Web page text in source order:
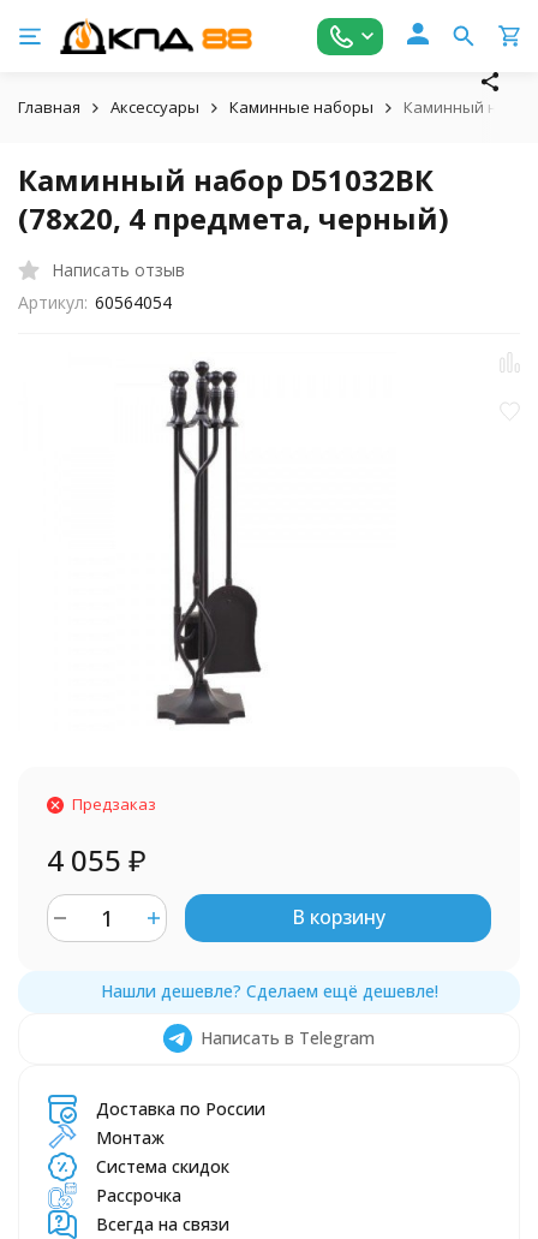
Главная Аксессуары Каминные наборы Каминный набор
Каминный набор D51032ВК
(78х20, 4 предмета, черный)
Написать отзыв
Артикул: 60564054
Предзаказ
4 055 ₽
В корзину
Написать в Telegram
Доставка по России
Монтаж
Система скидок
Рассрочка
Всегда на связи